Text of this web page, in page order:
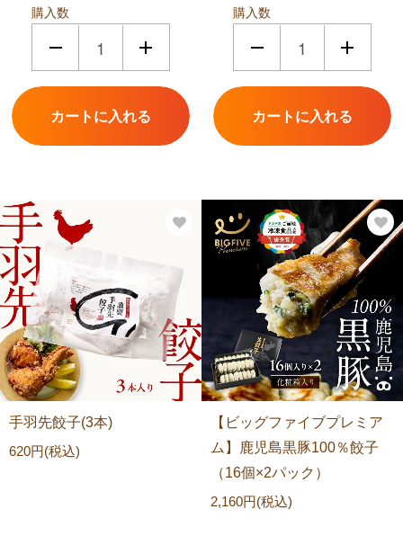
購入数 購入数
手羽先餃子(3本)
620円(税込)
【ビッグファイブプレミア
ム】鹿児島黒豚100％餃子
（16個×2パック）
2,160円(税込)